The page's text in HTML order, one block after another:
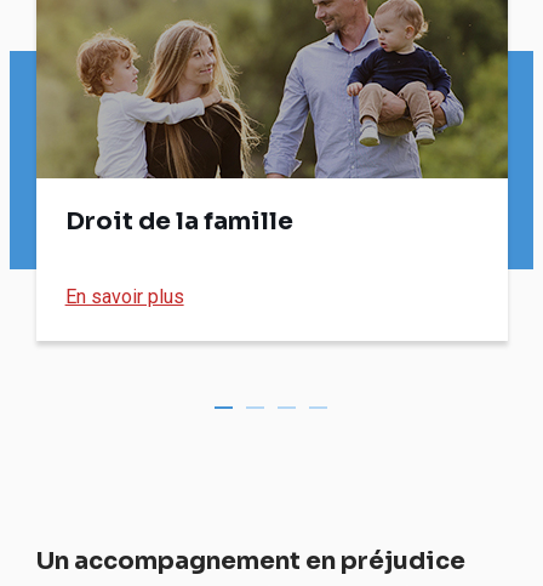
Droit de la famille
En savoir plus
Un accompagnement en préjudice